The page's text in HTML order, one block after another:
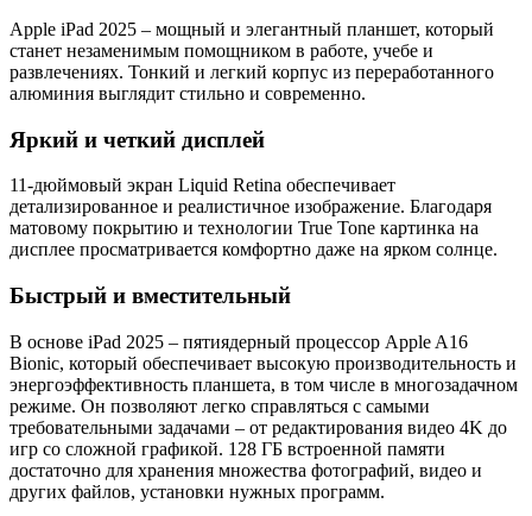
Apple iPad 2025 – мощный и элегантный планшет, который
станет незаменимым помощником в работе, учебе и
развлечениях. Тонкий и легкий корпус из переработанного
алюминия выглядит стильно и современно.
Яркий и четкий дисплей
11-дюймовый экран Liquid Retina обеспечивает
детализированное и реалистичное изображение. Благодаря
матовому покрытию и технологии True Tone картинка на
дисплее просматривается комфортно даже на ярком солнце.
Быстрый и вместительный
В основе iPad 2025 – пятиядерный процессор Apple A16
Bionic, который обеспечивает высокую производительность и
энергоэффективность планшета, в том числе в многозадачном
режиме. Он позволяют легко справляться с самыми
требовательными задачами – от редактирования видео 4K до
игр со сложной графикой. 128 ГБ встроенной памяти
достаточно для хранения множества фотографий, видео и
других файлов, установки нужных программ.